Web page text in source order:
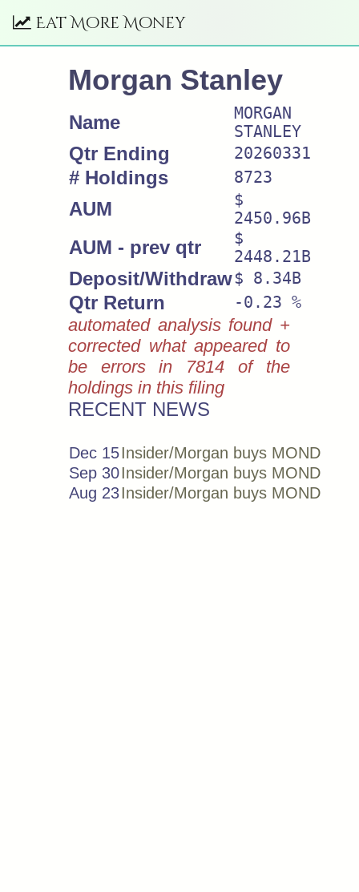
Eat More Money
Morgan Stanley
Name
MORGAN
STANLEY
Qtr Ending 20260331
# Holdings 8723
AUM
$
2450.96B
AUM - prev qtr
$
2448.21B
Deposit/Withdraw$ 8.34B
Qtr Return -0.23 %
automated analysis found +
corrected what appeared to
be errors in 7814 of the
holdings in this filing
RECENT NEWS
Dec 15Insider/Morgan buys MOND
Sep 30Insider/Morgan buys MOND
Aug 23Insider/Morgan buys MOND